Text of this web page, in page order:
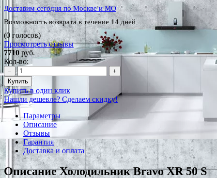
Доставим сегодня по Москве и МО
Возможность возврата в течение 14 дней
(0 голосов)
Просмотреть отзывы
7710 руб.
Кол-во:
−
+
Купить
Купить в один клик
Нашли дешевле? Сделаем скидку!
Параметры
Описание
Отзывы
Гарантия
Доставка и оплата
Описание Холодильник Bravo XR 50 S